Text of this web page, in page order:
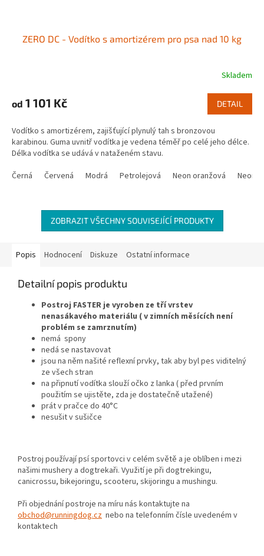
ZERO DC - Vodítko s amortizérem pro psa nad 10 kg
Skladem
od 1 101 Kč DETAIL
Vodítko s amortizérem, zajišťující plynulý tah s bronzovou
karabinou. Guma uvnitř vodítka je vedena téměř po celé jeho délce.
Délka vodítka se udává v nataženém stavu.
Černá
Červená Modrá Petrolejová Neon oranžová Neon
ZOBRAZIT VŠECHNY SOUVISEJÍCÍ PRODUKTY
Popis Hodnocení Diskuze Ostatní informace
Detailní popis produktu
Postroj FASTER je vyroben ze tří vrstev
nenasákavého materiálu ( v zimních měsících není
problém se zamrznutím)
nemá spony
nedá se nastavovat
jsou na něm našité reflexní prvky, tak aby byl pes viditelný
ze všech stran
na připnutí vodítka slouží očko z lanka ( před prvním
použitím se ujistěte, zda je dostatečně utažené)
prát v pračce do 40°C
nesušit v sušičce
Postroj používají psí sportovci v celém světě a je oblíben i mezi
našimi mushery a dogtrekaři. Využití je při dogtrekingu,
canicrossu, bikejoringu, scooteru, skijoringu a mushingu.
Při objednání postroje na míru nás kontaktujte na
obchod@runningdog.cz nebo na telefonním čísle uvedeném v
kontaktech